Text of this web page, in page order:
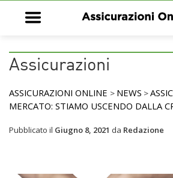
Open main menu
Assicurazioni
ASSICURAZIONI ONLINE > NEWS >
MERCATO: STIAMO USCENDO DALLA
Pubblicato il Giugno 8, 2021 da Redazione